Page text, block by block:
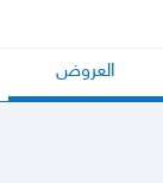
العروض